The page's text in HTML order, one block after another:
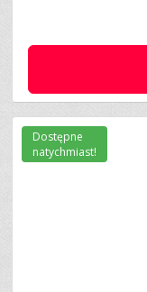
Dostępne
natychmiast!